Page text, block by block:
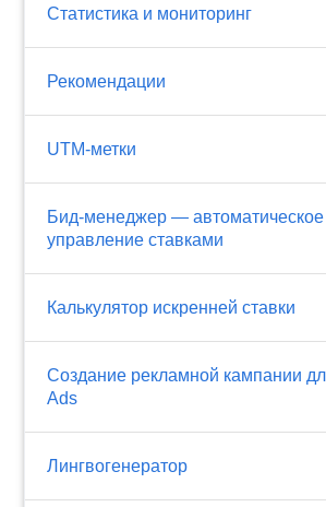
Статистика и мониторинг
Рекомендации
UTM-метки
Бид-менеджер — автоматическое
управление ставками
Калькулятор искренней ставки
Создание рекламной кампании
Ads
Лингвогенератор